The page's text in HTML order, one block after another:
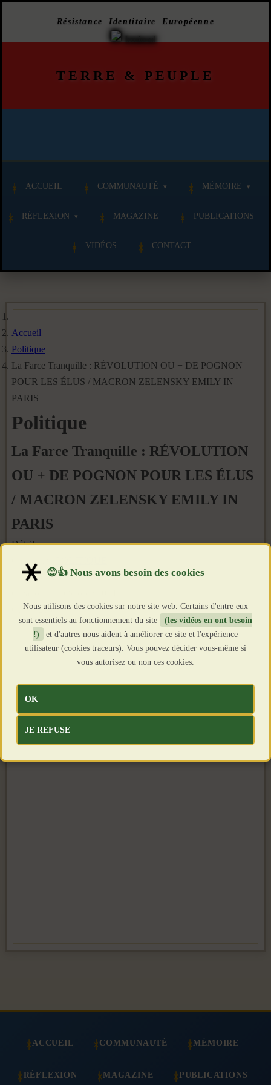
Résistance Identitaire Européenne
TERRE & PEUPLE
ACCUEIL COMMUNAUTÉ MÉMOIRE
RÉFLEXION MAGAZINE PUBLICATIONS
VIDÉOS CONTACT
Accueil
Politique
La Farce Tranquille : RÉVOLUTION OU + DE POGNON
POUR LES ÉLUS / MACRON ZELENSKY EMILY IN
PARIS
Politique
La Farce Tranquille : RÉVOLUTION
OU + DE POGNON POUR LES ÉLUS
/ MACRON ZELENSKY EMILY IN
PARIS
Détails
Publié le : 26 Octobre 2024
Clics : 2157
ACCUEIL COMMUNAUTÉ MÉMOIRE
RÉFLEXION MAGAZINE PUBLICATIONS
Nous utilisons des cookies sur notre site web. Certains d'entre eux
sont essentiels au fonctionnement du site
(les vidéos en ont besoin
!)
et d'autres nous aident à améliorer ce site et l'expérience
utilisateur (cookies traceurs). Vous pouvez décider vous-même si
vous autorisez ou non ces cookies.
OK
JE REFUSE